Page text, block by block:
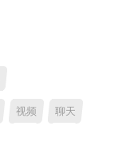
视频 聊天